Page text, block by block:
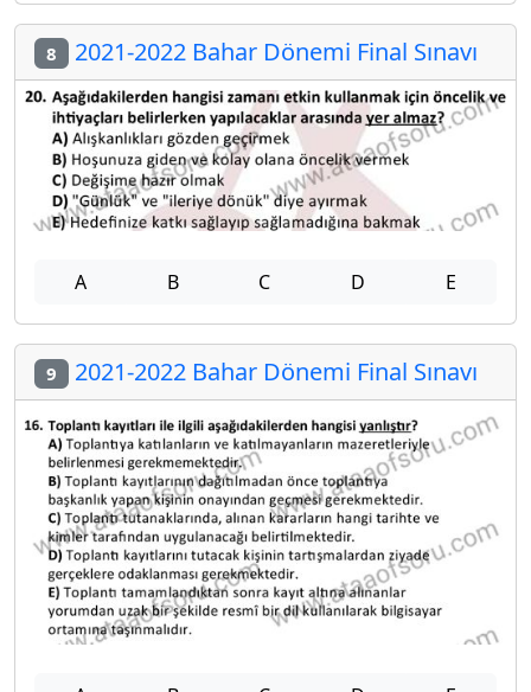
8 2021-2022 Bahar Dönemi Final Sınavı
A B C D E
9 2021-2022 Bahar Dönemi Final Sınavı